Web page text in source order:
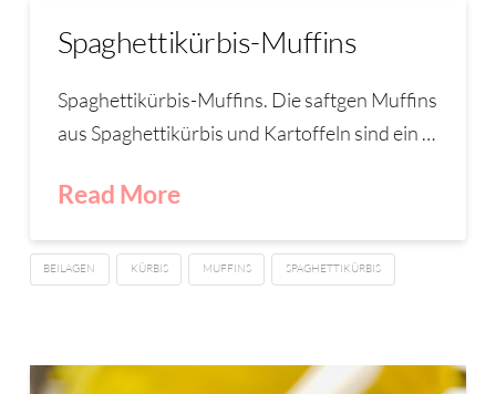
Spaghettikürbis-Muffins
Spaghettikürbis-Muffins. Die saftgen Muffins
aus Spaghettikürbis und Kartoffeln sind ein …
Read More
BEILAGEN KÜRBIS MUFFINS SPAGHETTIKÜRBIS